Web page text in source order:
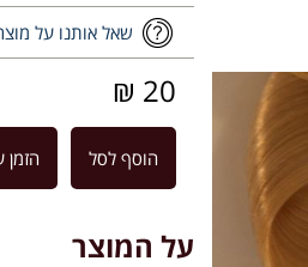
שאל אותנו על
20 ₪
הוסף לסל הזמן
על המוצר